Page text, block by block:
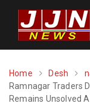
Home Desh
Ramnagar Traders
Remains Unsolved